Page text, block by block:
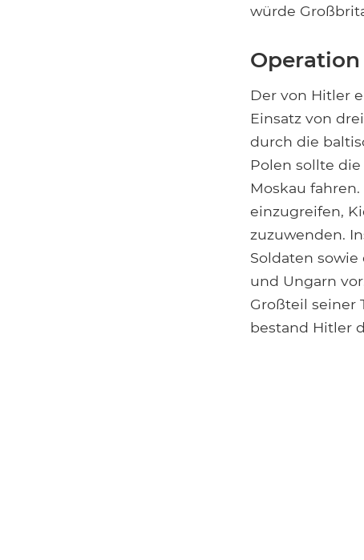
würde
Operation
Der von Hitler
Einsatz von
durch die
Polen sollte
Moskau
einzugreifen,
zuzuwenden.
Soldaten
und Ungarn
Großteil seiner
bestand Hitler